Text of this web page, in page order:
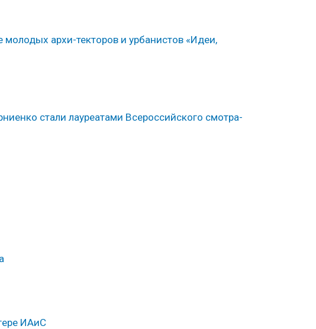
архи-текторов и урбанистов «Идеи,
стали лауреатами Всероссийского смотра-
ИАиС